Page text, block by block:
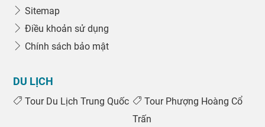
Sitemap
Điều khoản sử dụng
Chính sách bảo mật
DU LỊCH
Tour Du Lịch Trung Quốc
Tour Phượng Hoàng Cổ
Trấn